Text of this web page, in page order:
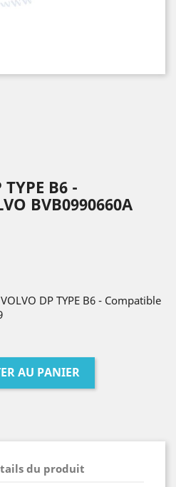
TYPE B6 -
BVB0990660A
DP TYPE B6 - Compatible
AU PANIER
du produit